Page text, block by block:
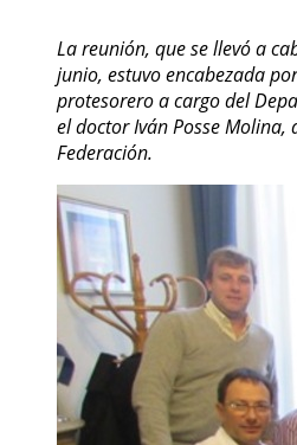
La reunión, que se llevó a
junio, estuvo encabezada
protesorero a cargo del
el doctor Iván Posse Molina,
Federación.